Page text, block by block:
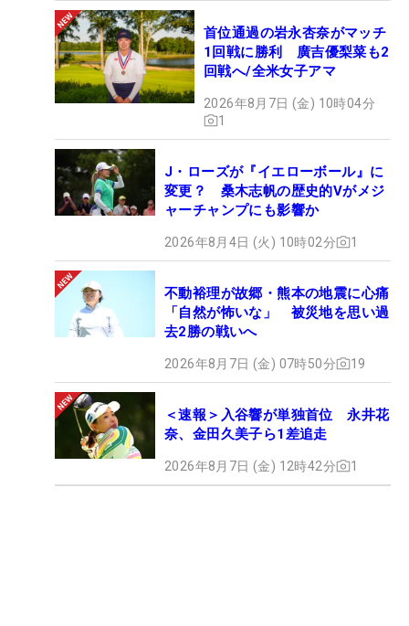
首位通過の岩永杏奈がマッチ
1回戦に勝利 廣吉優梨菜も2
回戦へ/全米女子アマ
2026年8月7日 (金) 10時04分
1
J・ローズが『イエローボール』に
変更？ 桑木志帆の歴史的Vがメジ
ャーチャンプにも影響か
2026年8月4日 (火) 10時02分 1
不動裕理が故郷・熊本の地震に心痛
「自然が怖いな」 被災地を思い過
去2勝の戦いへ
2026年8月7日 (金) 07時50分 19
＜速報＞入谷響が単独首位 永井花
奈、金田久美子ら1差追走
2026年8月7日 (金) 12時42分 1